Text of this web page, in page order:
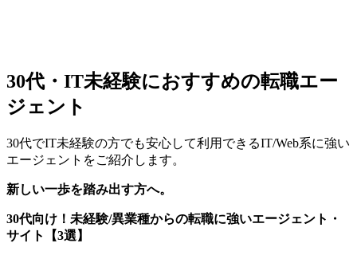
30代・IT未経験におすすめの転職エー
ジェント
30代でIT未経験の方でも安心して利用できるIT/Web系に強い
エージェントをご紹介します。
新しい一歩を踏み出す方へ。
30代向け！未経験/異業種からの転職に強いエージェント・
サイト【3選】